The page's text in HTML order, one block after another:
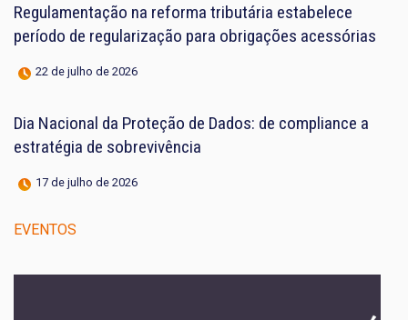
Regulamentação na reforma tributária estabelece
período de regularização para obrigações acessórias
22 de julho de 2026
Dia Nacional da Proteção de Dados: de compliance a
estratégia de sobrevivência
17 de julho de 2026
EVENTOS